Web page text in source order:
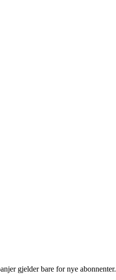
gjelder bare for nye abonnenter.